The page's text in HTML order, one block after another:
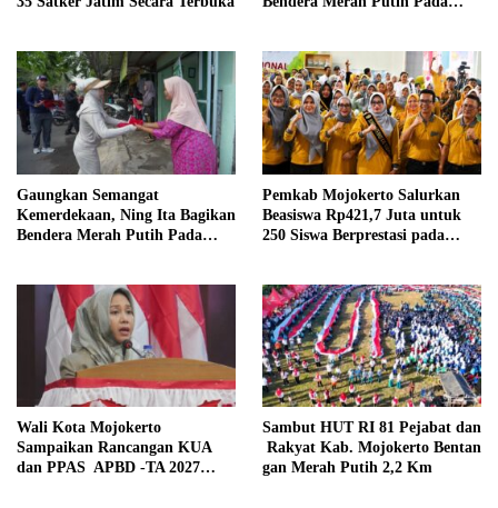
Gaungkan Semangat
Kemerdekaan, Ning Ita Bagikan
Bendera Merah Putih Pada
Pemkab Mojokerto Salurkan
Beasiswa Rp421,7 Juta untuk
250 Siswa Berprestasi pada
Wali Kota Mojokerto
Sampaikan Rancangan KUA
dan PPAS APBD -TA 2027
Sambut HUT RI 81 Pejabat dan
Rakyat Kab. Mojokerto Bentan
gan Merah Putih 2,2 Km